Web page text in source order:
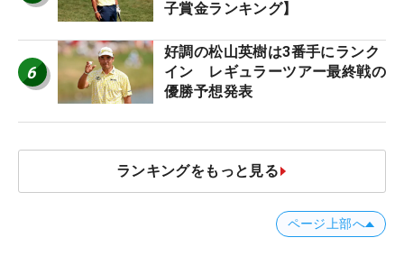
子賞金ランキング】
6
好調の松山英樹は3番手にランク
イン レギュラーツアー最終戦の
優勝予想発表
ランキングをもっと見る
ページ上部へ